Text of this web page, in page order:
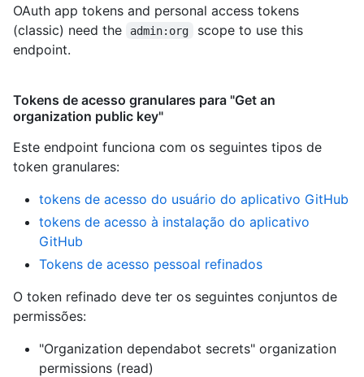
OAuth app tokens and personal access tokens
(classic) need the
admin:org
scope to use this
endpoint.
Tokens de acesso granulares para "Get an
organization public key"
Este endpoint funciona com os seguintes tipos de
token granulares:
tokens de acesso do usuário do aplicativo GitHub
tokens de acesso à instalação do aplicativo
GitHub
Tokens de acesso pessoal refinados
O token refinado deve ter os seguintes conjuntos de
permissões:
"Organization dependabot secrets" organization
permissions (read)